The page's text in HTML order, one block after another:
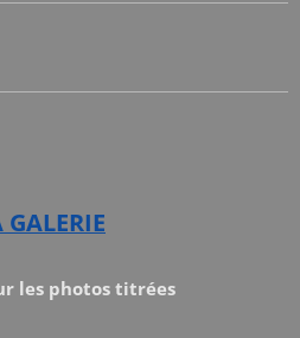
GALERIE
sur les photos titrées